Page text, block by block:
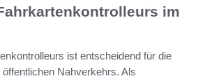
im
ist entscheidend für die
Nahverkehrs. Als